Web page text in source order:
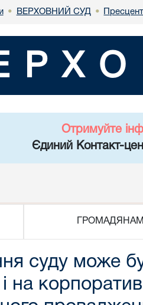
• ВЕРХОВНИЙ СУД •
Отримуйте
Єдиний Контакт-
ГРОМАДЯНАМ
суду може
на